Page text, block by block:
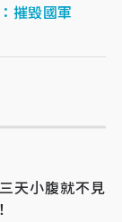
摧毀國軍
天小腹就不見